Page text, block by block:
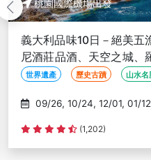
桃園國際機場出發
義大利品味10日－絕美五
尼酒莊品酒、天空之城、
羅倫斯聖母百花大教堂
世界遺產 歷史古蹟 山水名
(1,202)